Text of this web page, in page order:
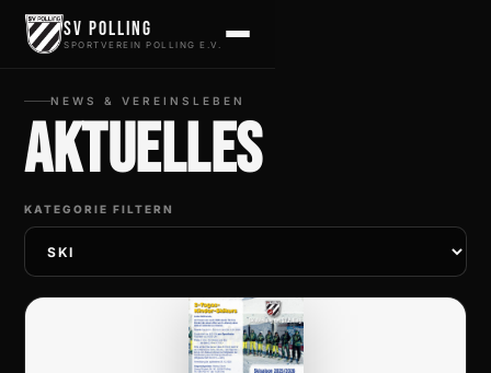
Zum Inhalt springen
SV Polling
SPORTVEREIN POLLING E.V.
NEWS & VEREINSLEBEN
Aktuelles
KATEGORIE FILTERN